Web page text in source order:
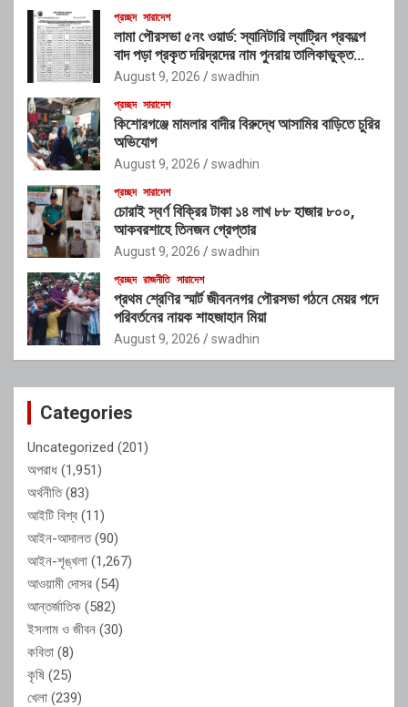
প্রচ্ছদ সারাদেশ
লামা পৌরসভা ৫নং ওয়ার্ড: স্যানিটারি ল্যাট্রিন প্রকল্পে
বাদ পড়া প্রকৃত দরিদ্রদের নাম পুনরায় তালিকাভুক্ত
করার আহ্বান
August 9, 2026 swadhin
প্রচ্ছদ সারাদেশ
কিশোরগঞ্জে মামলার বাদীর বিরুদ্ধে আসামির বাড়িতে চুরির
অভিযোগ
August 9, 2026 swadhin
প্রচ্ছদ সারাদেশ
চোরাই স্বর্ণ বিক্রির টাকা ১৪ লাখ ৮৮ হাজার ৮০০,
আকবরশাহে তিনজন গ্রেপ্তার
August 9, 2026 swadhin
প্রচ্ছদ রাজনীতি সারাদেশ
প্রথম শ্রেণির স্মার্ট জীবননগর পৌরসভা গঠনে মেয়র পদে
পরিবর্তনের নায়ক শাহজাহান মিয়া
August 9, 2026 swadhin
Categories
Uncategorized (201)
অপরাধ (1,951)
অর্থনীতি(83)
আইটি বিশ্ব (11)
আইন-আদালত(90)
আইন-শৃঙ্খলা (1,267)
আওয়ামী দোসর (54)
আন্তর্জাতিক (582)
ইসলাম ও জীবন (30)
কবিতা (8)
কৃষি (25)
খেলা (239)